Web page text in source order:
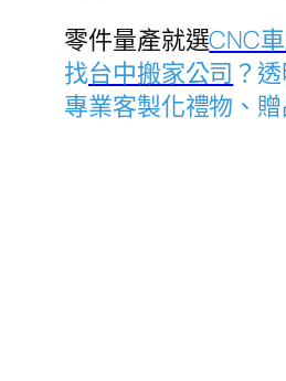
零件量產就選CNC
找台中搬家公司 ？
專業客製化禮物、